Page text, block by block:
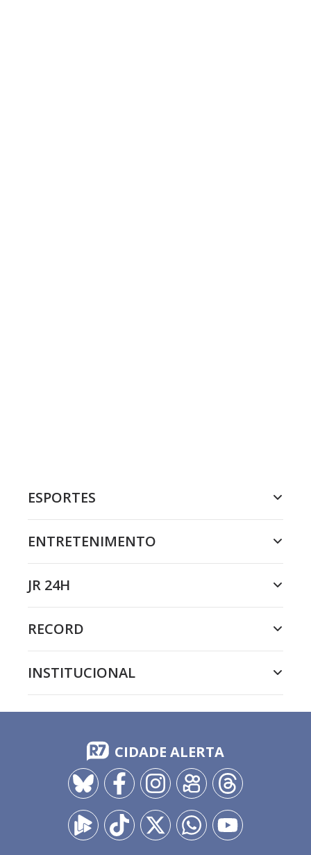
ESPORTES
ENTRETENIMENTO
JR 24H
RECORD
INSTITUCIONAL
CIDADE ALERTA